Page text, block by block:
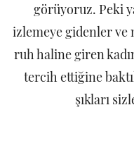
görüyoruz. Peki
izlemeye gidenler ve
ruh haline giren
tercih ettiğine
şıkları